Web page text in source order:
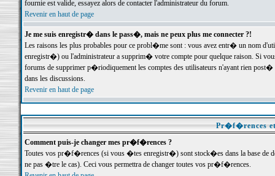
fournie est valide, essayez alors de contacter l'administrateur du forum.
Revenir en haut de page
Je me suis enregistr� dans le pass�, mais ne peux plus me connecter ?!
Les raisons les plus probables pour ce probl�me sont : vous avez entr� un nom
enregistr�) ou l'administrateur a supprim� votre compte pour quelque raison. Si
forums de supprimer p�riodiquement les comptes des utilisateurs n'ayant rien
dans les discussions.
Revenir en haut de page
Pr�f�rences
Comment puis-je changer mes pr�f�rences ?
Toutes vos pr�f�rences (si vous �tes enregistr�) sont stock�es dans la base de
ne pas �tre le cas). Ceci vous permettra de changer toutes vos pr�f�rences.